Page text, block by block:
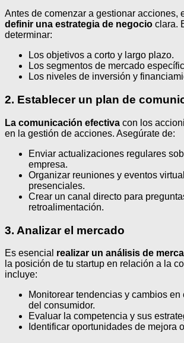
Antes de comenzar a gestionar acciones,
definir una estrategia de negocio clara.
determinar:
Los objetivos a corto y largo plazo.
Los segmentos de mercado
Los niveles de inversión y
2. Establecer un plan de
La comunicación efectiva con los
en la gestión de acciones. Asegúrate de:
Enviar actualizaciones regulares
empresa.
Organizar reuniones y eventos
presenciales.
Crear un canal directo para
retroalimentación.
3. Analizar el mercado
Es esencial realizar un análisis de
la posición de tu startup en relación a la
incluye:
Monitorear tendencias y cambios
del consumidor.
Evaluar la competencia y sus
Identificar oportunidades de mejora